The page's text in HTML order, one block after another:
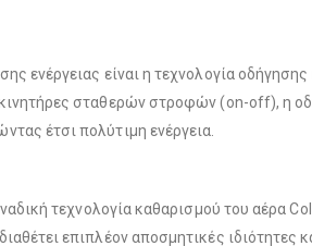
ενέργειας είναι η τεχνολογία
σταθερών στροφών (οn-off), η
έτσι πολύτιμη ενέργεια.
τεχνολογία καθαρισμού του αέρα
επιπλέον αποσμητικές ιδιότητες